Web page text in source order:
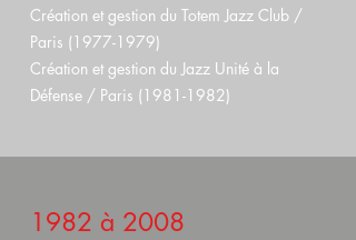
Création et gestion du Totem Jazz Club /
Paris (1977-1979)
Création et gestion du Jazz Unité à la
Défense / Paris (1981-1982)
1982 à 2008